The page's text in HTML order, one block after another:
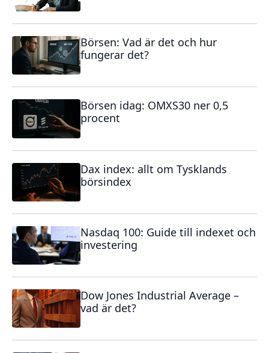
Börsen: Vad är det och hur
fungerar det?
Börsen idag: OMXS30 ner 0,5
procent
Dax index: allt om Tysklands
börsindex
Nasdaq 100: Guide till indexet och
investering
Dow Jones Industrial Average –
vad är det?